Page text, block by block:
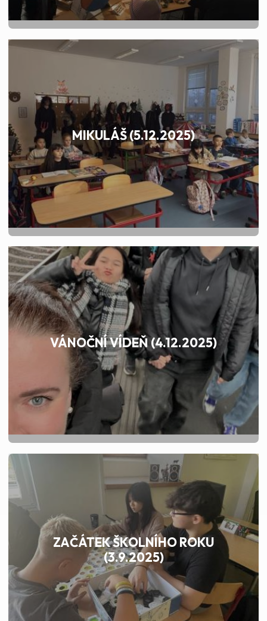
MIKULÁŠ (5.12.2025)
VÁNOČNÍ VÍDEŇ (4.12.2025)
ZAČÁTEK ŠKOLNÍHO ROKU
(3.9.2025)